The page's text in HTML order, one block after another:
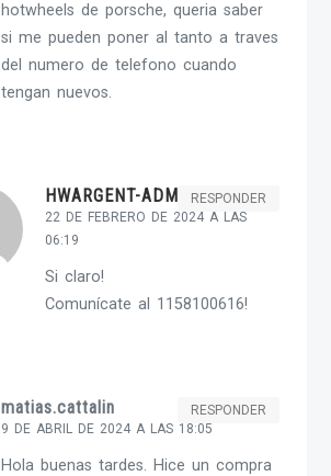
hotwheels de porsche, queria saber
si me pueden poner al tanto a traves
del numero de telefono cuando
tengan nuevos.
HWARGENT-ADMIN
22 DE FEBRERO DE 2024 A LAS
06:19
RESPONDER
Si claro!
Comunícate al 1158100616!
matias.cattalin
9 DE ABRIL DE 2024 A LAS 18:05
RESPONDER
Hola buenas tardes. Hice un compra